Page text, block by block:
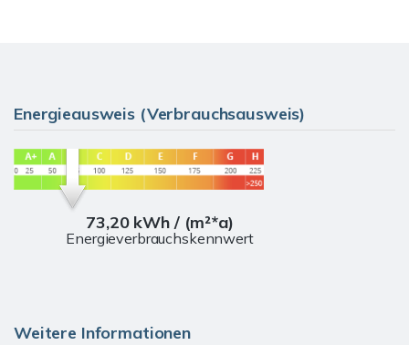
Energieausweis (Verbrauchsausweis)
73,20 kWh / (m²*a)
Energieverbrauchskennwert
Weitere Informationen